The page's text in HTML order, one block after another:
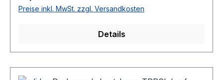
Preise inkl. MwSt. zzgl. Versandkosten
Details